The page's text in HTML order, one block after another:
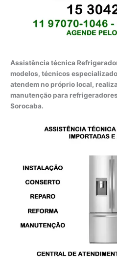
Assistência técnica
modelos, técnicos
atendem no próprio local,
manutenção para
Sorocaba.